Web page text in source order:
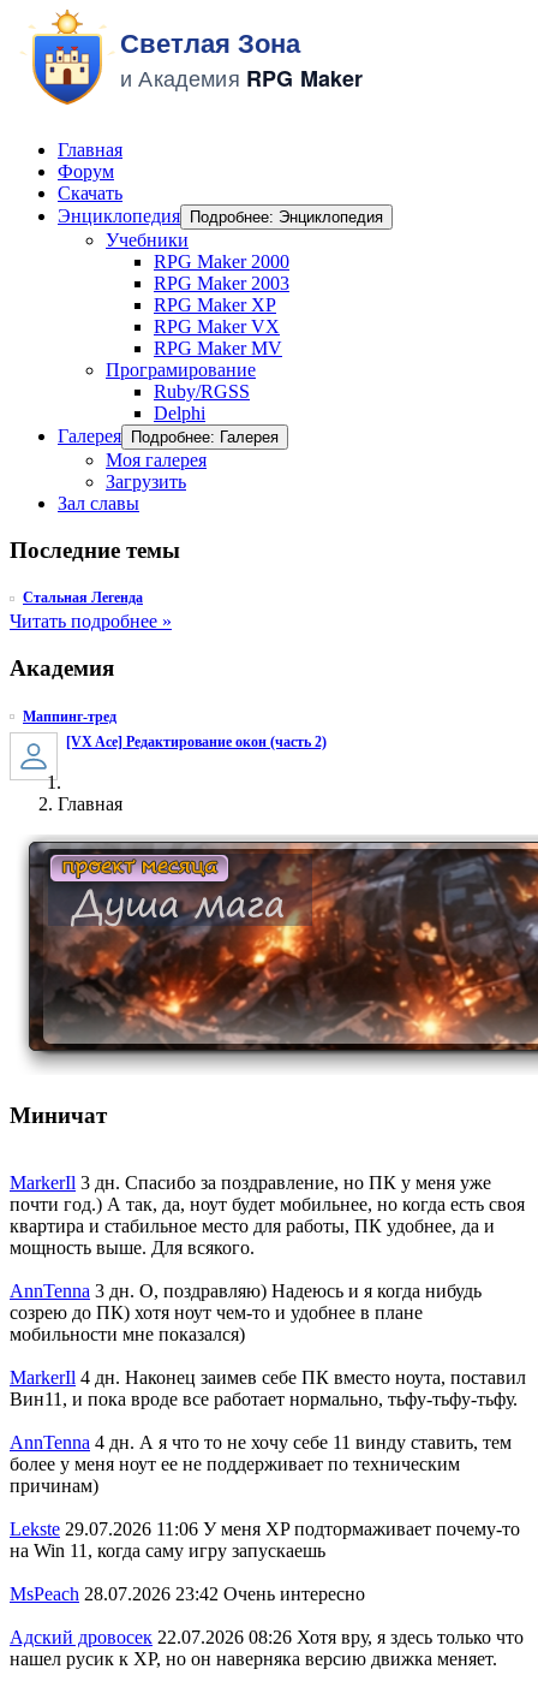
Главная
Форум
Скачать
Энциклопедия
Подробнее: Энциклопедия
Учебники
RPG Maker 2000
RPG Maker 2003
RPG Maker XP
RPG Maker VX
RPG Maker MV
Програмирование
Ruby/RGSS
Delphi
Галерея
Подробнее: Галерея
Моя галерея
Загрузить
Зал славы
Последние темы
Стальная Легенда
Читать подробнее »
Академия
Маппинг-тред
[VX Ace] Редактирование окон (часть 2)
Главная
Миничат
MarkerIl 3 дн. Спасибо за поздравление, но ПК у меня уже
почти год.) А так, да, ноут будет мобильнее, но когда есть своя
квартира и стабильное место для работы, ПК удобнее, да и
мощность выше. Для всякого.
AnnTenna 3 дн. О, поздравляю) Надеюсь и я когда нибудь
созрею до ПК) хотя ноут чем-то и удобнее в плане
мобильности мне показался)
MarkerIl 4 дн. Наконец заимев себе ПК вместо ноута, поставил
Вин11, и пока вроде все работает нормально, тьфу-тьфу-тьфу.
AnnTenna 4 дн. А я что то не хочу себе 11 винду ставить, тем
более у меня ноут ее не поддерживает по техническим
причинам)
Lekste 29.07.2026 11:06 У меня XP подтормаживает почему-то
на Win 11, когда саму игру запускаешь
MsPeach 28.07.2026 23:42 Очень интересно
Адский дровосек 22.07.2026 08:26 Хотя вру, я здесь только что
нашел русик к XP, но он наверняка версию движка меняет.